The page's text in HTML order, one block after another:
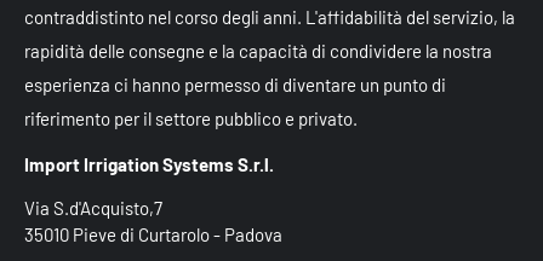
contraddistinto nel corso degli anni. L'affidabilità del servizio, la
rapidità delle consegne e la capacità di condividere la nostra
esperienza ci hanno permesso di diventare un punto di
riferimento per il settore pubblico e privato.
Import Irrigation Systems S.r.l.
Via S.d'Acquisto,7
35010 Pieve di Curtarolo - Padova